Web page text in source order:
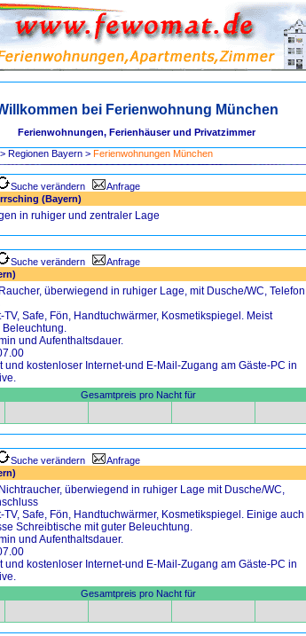
bei Ferienwohnung München
Ferienwohnungen, Ferienhäuser und Privatzimmer
> Regionen Bayern > Ferienwohnungen München
Suche verändern
Anfrage
(Bayern)
in ruhiger und zentraler Lage
Suche verändern
Anfrage
überwiegend in ruhiger Lage, mit Dusche/WC, Telefon
Safe, Fön, Handtuchwärmer, Kosmetikspiegel. Meist
und Aufenthaltsdauer.
und kostenloser Internet-und E-Mail-Zugang am Gäste-PC in
Gesamtpreis pro Nacht für
Suche verändern
Anfrage
überwiegend in ruhiger Lage mit Dusche/WC,
Safe, Fön, Handtuchwärmer, Kosmetikspiegel. Einige auch
Schreibtische mit guter Beleuchtung.
und Aufenthaltsdauer.
und kostenloser Internet-und E-Mail-Zugang am Gäste-PC in
Gesamtpreis pro Nacht für